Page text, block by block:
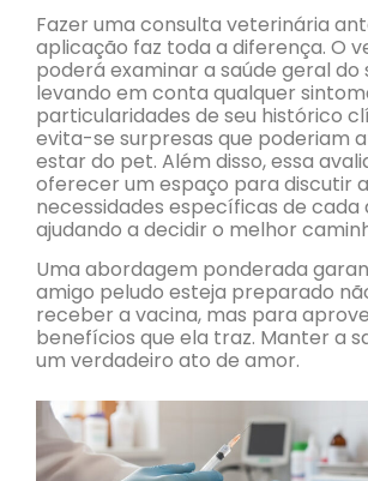
Fazer uma consulta veterinária
aplicação faz toda a diferença. O
poderá examinar a saúde geral do
levando em conta qualquer
particularidades de seu histórico
evita-se surpresas que poderiam
estar do pet. Além disso, essa
oferecer um espaço para discutir
necessidades específicas de cada
ajudando a decidir o melhor
Uma abordagem ponderada
amigo peludo esteja preparado
receber a vacina, mas para
benefícios que ela traz. Manter a
um verdadeiro ato de amor.